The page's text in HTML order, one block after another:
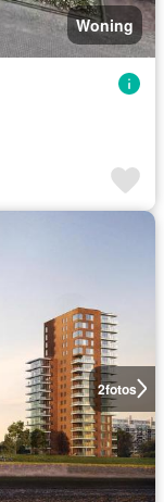
Woning
2fotos